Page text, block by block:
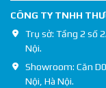
CÔNG TY TNHH
Trụ sở: Tầng 2 số
Nội.
Showroom: Căn
Nội, Hà Nội.